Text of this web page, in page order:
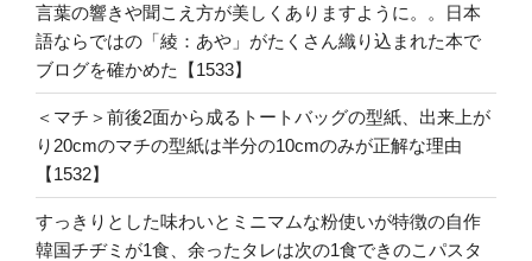
言葉の響きや聞こえ方が美しくありますように。。日本
語ならではの「綾：あや」がたくさん織り込まれた本で
ブログを確かめた【1533】
＜マチ＞前後2面から成るトートバッグの型紙、出来上が
り20cmのマチの型紙は半分の10cmのみが正解な理由
【1532】
すっきりとした味わいとミニマムな粉使いが特徴の自作
韓国チヂミが1食、余ったタレは次の1食できのこパスタ